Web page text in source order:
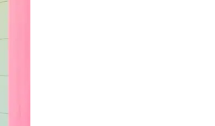
gestów dotykowych lub przesuwania.